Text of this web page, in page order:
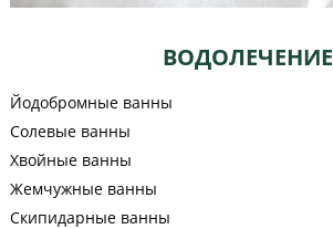
ВОДОЛЕЧЕНИЕ
Йодобромные ванны
Солевые ванны
Хвойные ванны
Жемчужные ванны
Скипидарные ванны